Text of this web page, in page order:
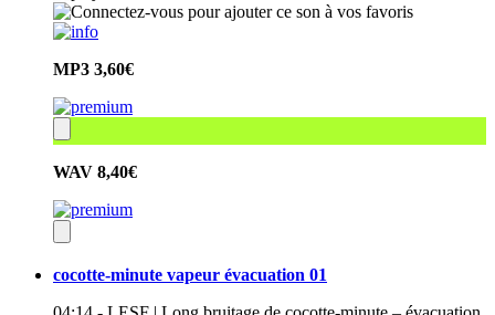
MP3 3,60€
WAV 8,40€
cocotte-minute vapeur évacuation 01